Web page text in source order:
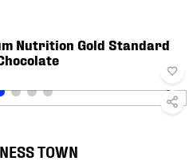
Nutrition Gold Standard